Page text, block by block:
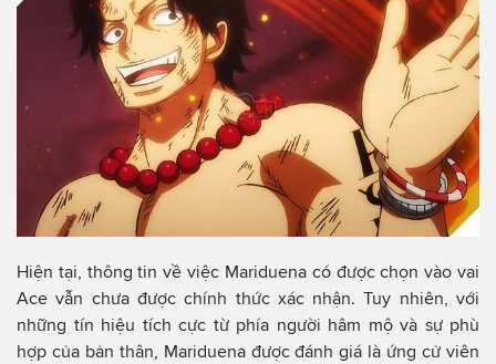
Hiện tại, thông tin về việc Mariduena có được chọn vào vai
Ace vẫn chưa được chính thức xác nhận. Tuy nhiên, với
những tín hiệu tích cực từ phía người hâm mộ và sự phù
hợp của bản thân, Mariduena được đánh giá là ứng cử viên